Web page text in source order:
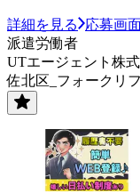
詳細を見る
応募画
派遣労働者
UTエージェント株
佐北区_フォークリ